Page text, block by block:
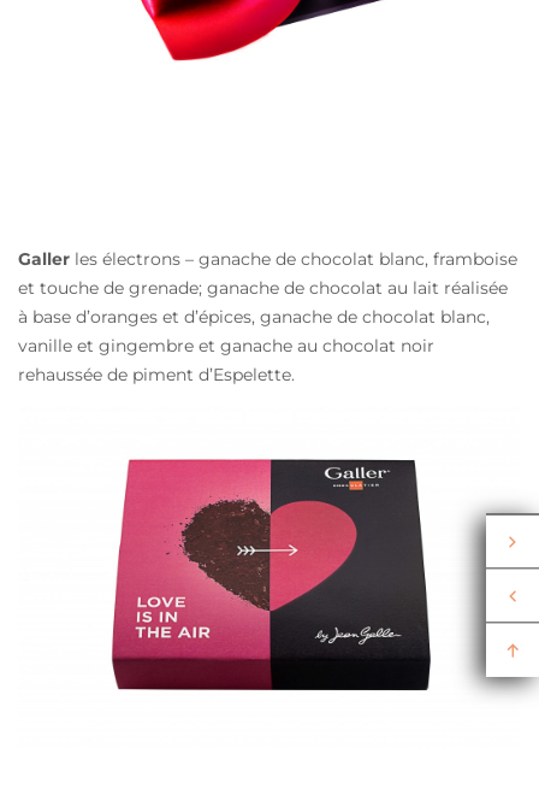
Galler les électrons – ganache de chocolat blanc, framboise
et touche de grenade; ganache de chocolat au lait réalisée
à base d’oranges et d’épices, ganache de chocolat blanc,
vanille et gingembre et ganache au chocolat noir
rehaussée de piment d’Espelette.